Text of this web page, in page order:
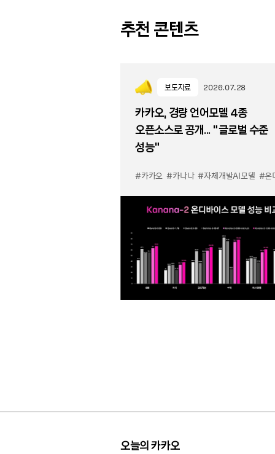
추천 콘텐츠
보도자료 2026.07.28
카카오, 경량 언어모델 4종
오픈소스로 공개... “글로벌 수준
성능”
#카카오 #카나나 #자체개발AI모델 #온디바
오늘의 카카오